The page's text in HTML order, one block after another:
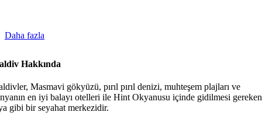
Daha fazla
Hakkında
Masmavi gökyüzü, pırıl pırıl denizi, muhteşem plajları ve
en iyi balayı otelleri ile Hint Okyanusu içinde gidilmesi gereken
gibi bir seyahat merkezidir.